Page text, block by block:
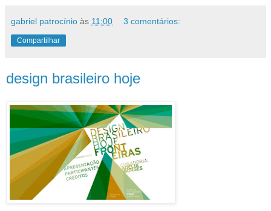
gabriel patrocínio às 11:00 3 comentários:
Compartilhar
design brasileiro hoje